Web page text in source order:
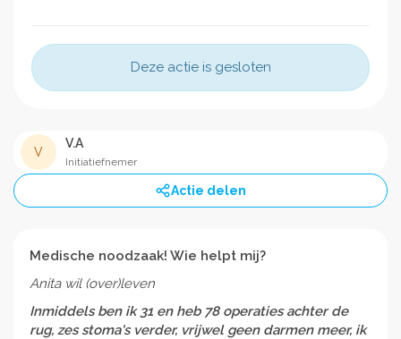
Deze actie is gesloten
V
V.A
Initiatiefnemer
Actie delen
Medische noodzaak! Wie helpt mij?
Anita wil (over)leven
Inmiddels ben ik 31 en heb 78 operaties achter de
rug, zes stoma's verder, vrijwel geen darmen meer, ik